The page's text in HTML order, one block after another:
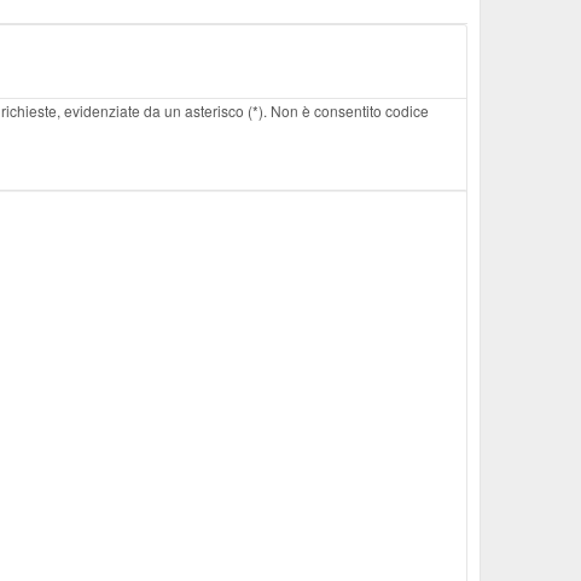
evidenziate da un asterisco (*). Non è consentito codice